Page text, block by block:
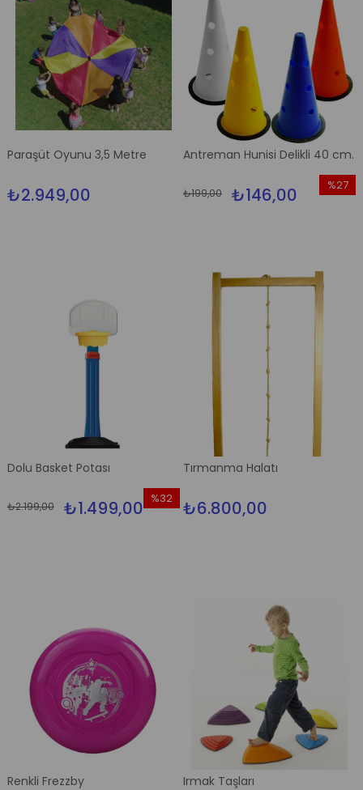
Paraşüt Oyunu 3,5 Metre
₺2.949,00
Antreman Hunisi Delikli 40 cm.
₺146,00
₺199,00
%27
Dolu Basket Potası
₺1.499,00
₺2.199,00
%32
Tırmanma Halatı
₺6.800,00
Renkli Frezzby Irmak Taşları